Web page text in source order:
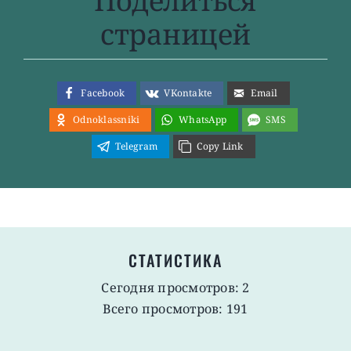
страницей
Facebook VKontakte
Email
Odnoklassniki
WhatsApp
SMS
Telegram
Copy Link
СТАТИСТИКА
Сегодня просмотров: 2
Всего просмотров: 191